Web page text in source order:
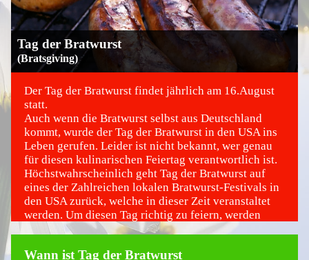
Tag der Bratwurst
(Bratsgiving)
©
Der Tag der Bratwurst findet jährlich am 16.August
statt.
Auch wenn die Bratwurst selbst aus Deutschland
kommt, wurde der Tag der Bratwurst in den USA ins
Leben gerufen. Leider ist nicht bekannt, wer genau
für diesen kulinarischen Feiertag verantwortlich ist.
Höchstwahrscheinlich geht Tag der Bratwurst auf
eines der Zahlreichen lokalen Bratwurst-Festivals in
den USA zurück, welche in dieser Zeit veranstaltet
werden. Um diesen Tag richtig zu feiern, werden
Freunde und Familie werden zu einem zünftigen
anders sein, die Bratwurst im Mittelpunkt steht.
Wann ist Tag der Bratwurst